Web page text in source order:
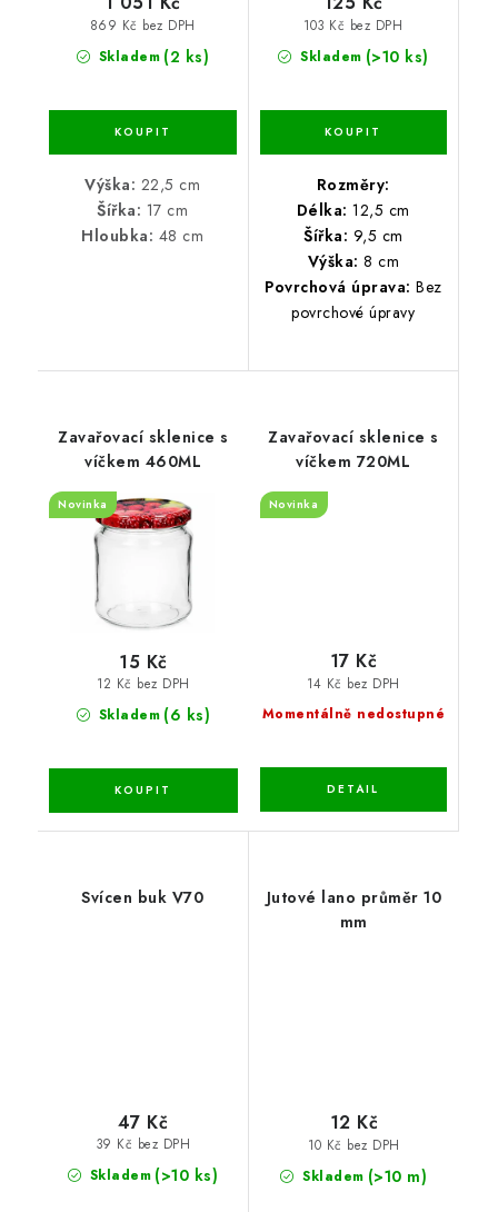
Skladem (2 ks)
869 Kč bez DPH
Výška: 22,5 cm
Šířka: 17 cm
Hloubka: 48 cm
Skladem (>10 ks)
103 Kč bez DPH
Rozměry:
Délka: 12,5 cm
Šířka: 9,5 cm
Výška: 8 cm
Povrchová úprava: Bez
povrchové úpravy
Zavařovací sklenice s
víčkem 460ML
Novinka
Skladem (6 ks)
12 Kč bez DPH
15 Kč
Zavařovací sklenice s
víčkem 720ML
Novinka
Momentálně nedostupné
14 Kč bez DPH
17 Kč
Svícen buk V70
Skladem (>10 ks)
39 Kč bez DPH
47 Kč
Jutové lano průměr 10
mm
Skladem (>10 m)
10 Kč bez DPH
12 Kč